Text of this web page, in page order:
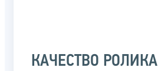
КАЧЕСТВО РОЛИКА